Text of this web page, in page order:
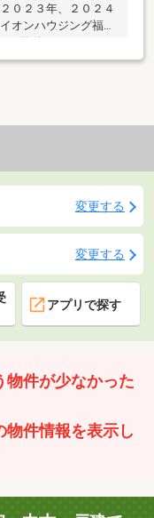
０２３年、２０２４
オンハウジング福井
♪・全居室収納付き
木 洋TEL：090-
変更する
変更する
アプリで探す
物件が少なかった
物件情報を表示し